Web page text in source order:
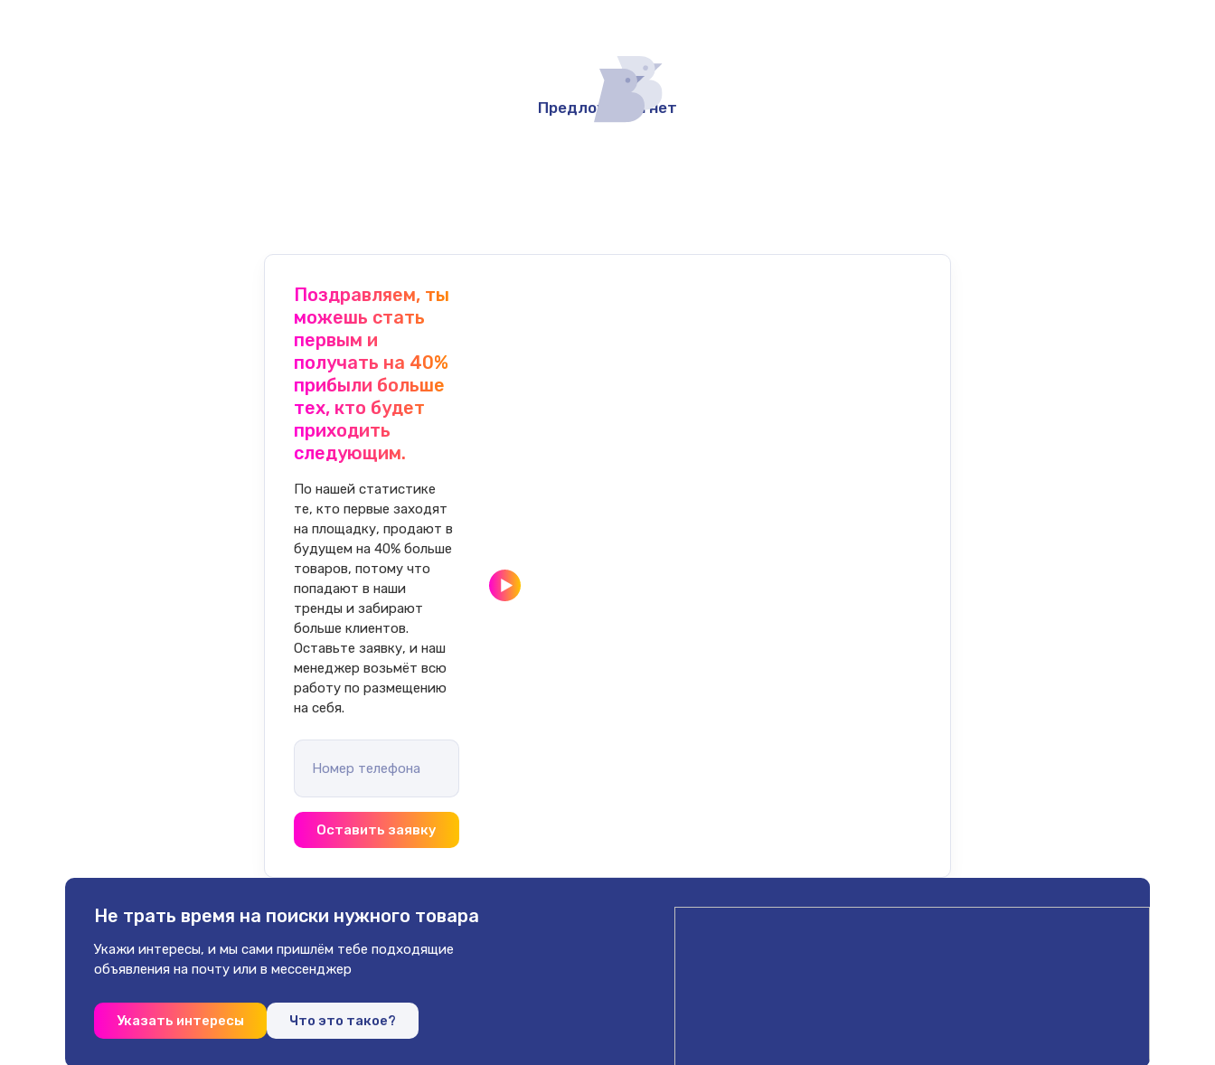
Предложений нет
Поздравляем, ты
можешь стать
первым и
получать на 40%
прибыли больше
тех, кто будет
приходить
следующим.
По нашей статистике
те, кто первые заходят
на площадку, продают в
будущем на 40% больше
товаров, потому что
попадают в наши
тренды и забирают
больше клиентов.
Оставьте заявку, и наш
менеджер возьмёт всю
работу по размещению
на себя.
Номер телефона
Оставить заявку
Не трать время на поиски нужного товара
Укажи интересы, и мы сами пришлём тебе подходящие
объявления на почту или в мессенджер
Указать интересы Что это такое?